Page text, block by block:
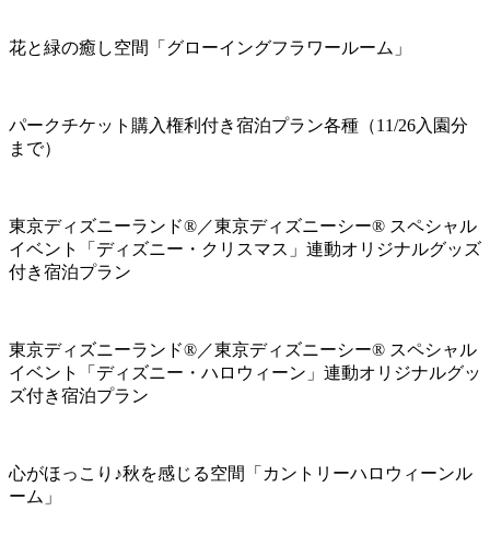
花と緑の癒し空間「グローイングフラワールーム」
パークチケット購入権利付き宿泊プラン各種（11/26入園分
まで）
東京ディズニーランド®／東京ディズニーシー® スペシャル
イベント「ディズニー・クリスマス」連動オリジナルグッズ
付き宿泊プラン
東京ディズニーランド®／東京ディズニーシー® スペシャル
イベント「ディズニー・ハロウィーン」連動オリジナルグッ
ズ付き宿泊プラン
心がほっこり♪秋を感じる空間「カントリーハロウィーンル
ーム」